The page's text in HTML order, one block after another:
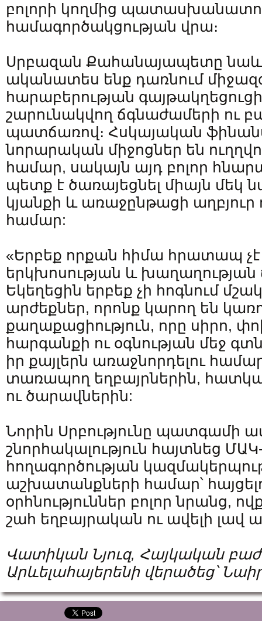
բոլորի կողմից
համագործակցության վրա։
Սրբազան Քահանայապետը նաև
ականատես ենք դառնում
հարաբերության
շարունակվող ճգնաժամերի ու
պատճառով։ Հսկայական
նորարական միջոցներ են
համար, սակայն այդ բոլոր
պետք է ծառայեցնել միայն մեկ
կյանքի և առաջընթացի աղբյուր
համար:
«Երբեք որքան հիմա հրատապ
երկխոսության և
Եկեղեցին երբեք չի հոգնում
արժեքներ, որոնք կարող են
քաղաքացիություն, որը սիրո,
հարգանքի ու օգնության մեջ
իր քայլերն առաջնորդելու
տառապող եղբայրներին,
ու ծարավներին:
Նորին Սրբությունը պատգամի
շնորհակալություն հայտնեց
հողագործության
աշխատանքների համար՝
օրհնություններ բոլոր նրանց,
շահ եղբայրական ու ավելի լավ
Վատիկան Նյուզ, Հայկական
Արևելահայերենի վերածեց՝